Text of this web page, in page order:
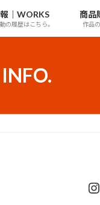
｜WORKS
の履歴はこちら。
商品
作品